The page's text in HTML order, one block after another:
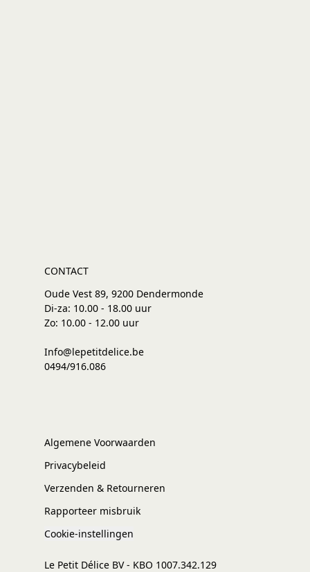
CONTACT
Oude Vest 89, 9200 Dendermonde
Di-za: 10.00 - 18.00 uur
Zo: 10.00 - 12.00 uur
Info@lepetitdelice.be
0494/916.086
Algemene Voorwaarden
Privacybeleid
Verzenden & Retourneren
Rapporteer misbruik
Cookie-instellingen
Le Petit Délice BV - KBO 1007.342.129